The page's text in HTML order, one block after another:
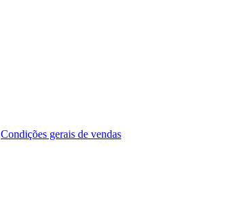
Condições gerais de vendas